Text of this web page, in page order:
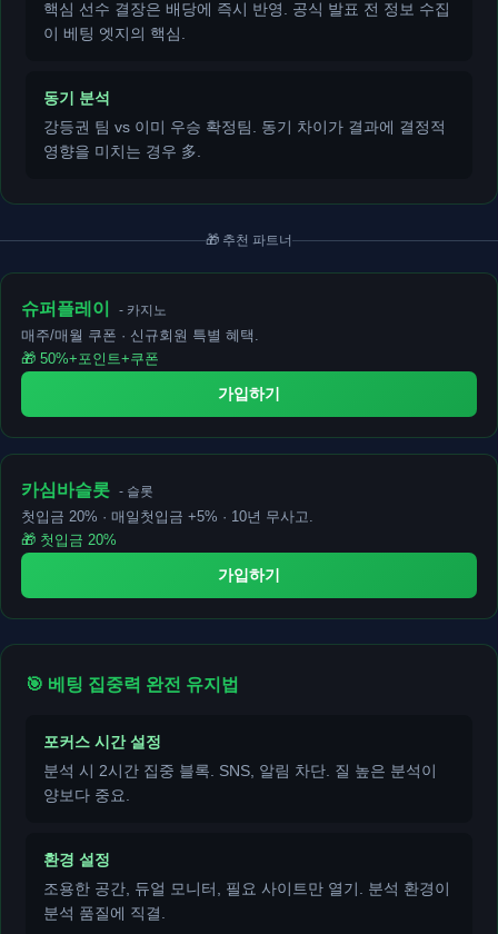
핵심 선수 결장은 배당에 즉시 반영. 공식 발표 전 정보 수집
이 베팅 엣지의 핵심.
동기 분석
강등권 팀 vs 이미 우승 확정팀. 동기 차이가 결과에 결정적
영향을 미치는 경우 多.
🎁 추천 파트너
슈퍼플레이 - 카지노
매주/매월 쿠폰 · 신규회원 특별 혜택.
🎁 50%+포인트+쿠폰
가입하기
카심바슬롯 - 슬롯
첫입금 20% · 매일첫입금 +5% · 10년 무사고.
🎁 첫입금 20%
가입하기
🎯 베팅 집중력 완전 유지법
포커스 시간 설정
분석 시 2시간 집중 블록. SNS, 알림 차단. 질 높은 분석이
양보다 중요.
환경 설정
조용한 공간, 듀얼 모니터, 필요 사이트만 열기. 분석 환경이
분석 품질에 직결.